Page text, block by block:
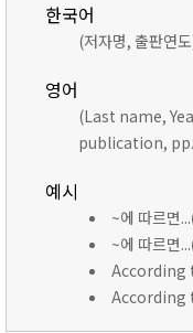
한국어
(저자명, 출판연
영어
(Last name,
publication,
예시
~에 따르면...
~에 따르면...
According
According